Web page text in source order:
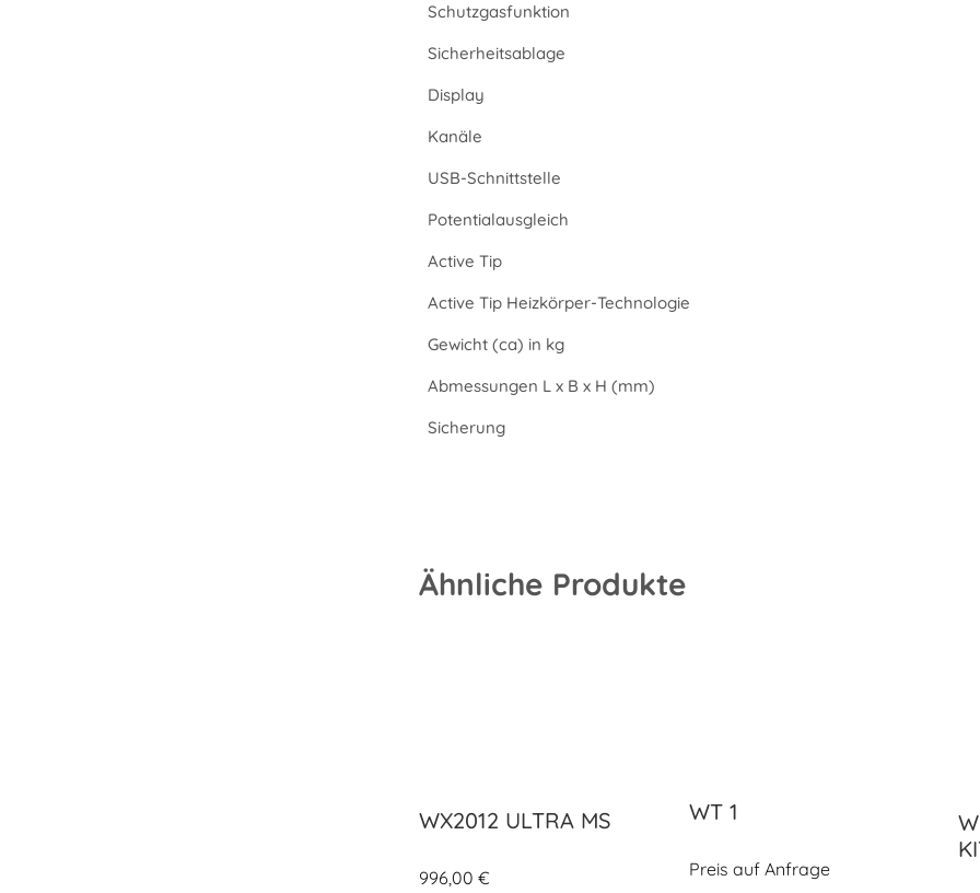
Schutzgasfunktion
Sicherheitsablage
Display
Kanäle
USB-Schnittstelle
Potentialausgleich
Active Tip
Active Tip Heizkörper-Technologie
Gewicht (ca) in kg
Abmessungen L x B x H (mm)
Sicherung
Ähnliche Produkte
WX2012 ULTRA MS
996,00€
WT 1
Preis auf Anfrage